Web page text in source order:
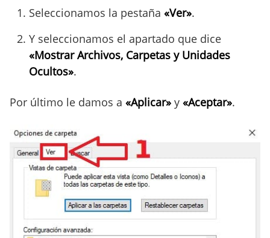
Seleccionamos la pestaña «Ver».
Y seleccionamos el apartado que dice
«Mostrar Archivos, Carpetas y Unidades
Ocultos».
Por último le damos a «Aplicar» y «Aceptar».